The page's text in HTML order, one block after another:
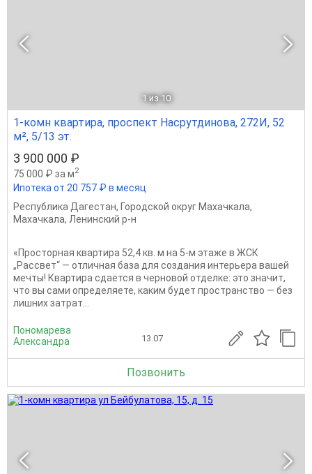
1 из 10
1-комн квартира, проспект Насрутдинова, 272И, 52
м², 5/13 эт.
3 900 000 ₽
75 000 ₽ за м2
Ипотека от 20 757 ₽ в месяц
Республика Дагестан, Городской округ Махачкала,
Махачкала, Ленинский р-н
«Просторная квартира 52,4 кв. м на 5‑м этаже в ЖСК
„Рассвет“ — отличная база для создания интерьера вашей
мечты! Квартира сдаётся в черновой отделке: это значит,
что вы сами определяете, каким будет пространство — без
лишних затрат...
Пономарева
Александра
13.07
Позвонить